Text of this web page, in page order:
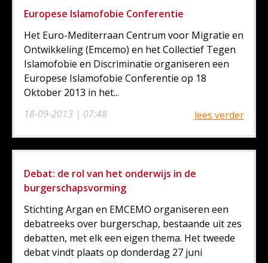
Europese Islamofobie Conferentie
18-09-2013 | 07:48
Het Euro-Mediterraan Centrum voor Migratie en
Ontwikkeling (Emcemo) en het Collectief Tegen
Islamofobie en Discriminatie organiseren een
Europese Islamofobie Conferentie op 18
Oktober 2013 in het...
lees verder
Debat: de rol van het onderwijs in de
burgerschapsvorming
Stichting Argan en EMCEMO organiseren een
debatreeks over burgerschap, bestaande uit zes
debatten, met elk een eigen thema. Het tweede
debat vindt plaats op donderdag 27 juni